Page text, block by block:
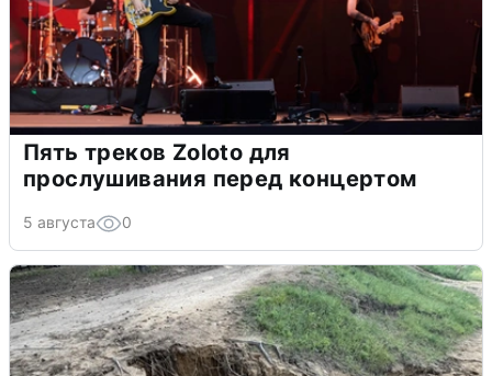
Пять треков Zoloto для
прослушивания перед концертом
5 августа 0